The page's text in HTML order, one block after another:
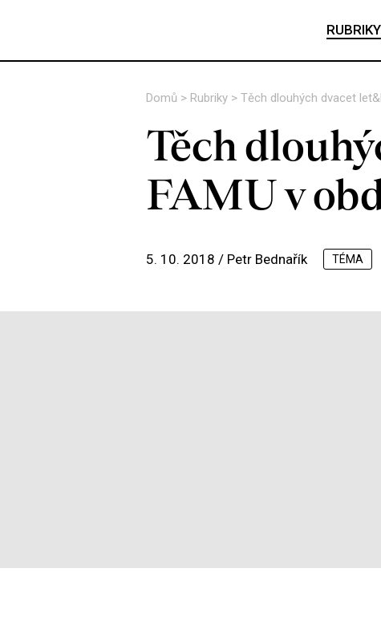
RUBRIKY
Domů > Rubriky > Těch dlouhých dvacet
Těch
FAMU v
5. 10. 2018 / Petr Bednařík TÉMA